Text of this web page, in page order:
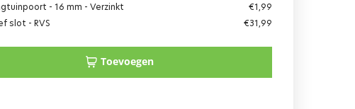
- 16 mm - Verzinkt
€1,99
slot - RVS
€31,99
Toevoegen